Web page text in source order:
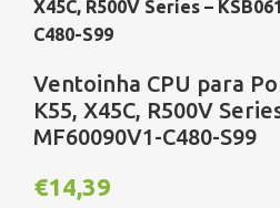
X45C, R500V Series –
C480-S99
Ventoinha CPU para
K55, X45C, R500V
MF60090V1-C480-S99
€14,39